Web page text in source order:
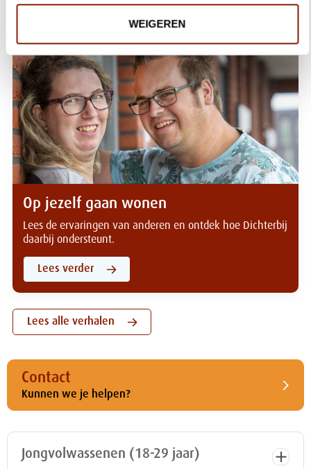
WEIGEREN
Jongvolwassenen (18-29 jaar)
Contact
Kunnen we je helpen?
Op jezelf gaan wonen
Lees de ervaringen van anderen en ontdek hoe Dichterbij
daarbij ondersteunt.
Lees verder
Lees alle verhalen